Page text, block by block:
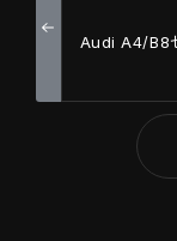
Audi A4/B8